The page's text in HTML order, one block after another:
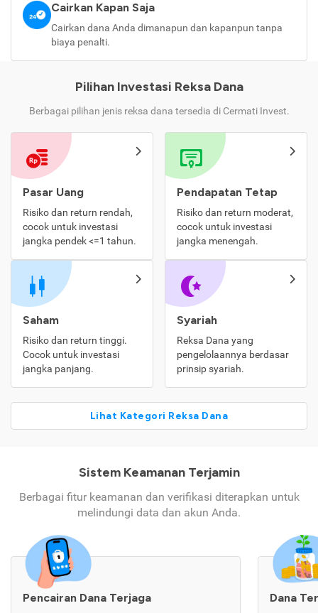
Cairkan Kapan Saja
Cairkan dana Anda dimanapun dan kapanpun tanpa
biaya penalti.
Pilihan Investasi Reksa Dana
Berbagai pilihan jenis reksa dana tersedia di Cermati Invest.
Pasar Uang
Risiko dan return rendah,
cocok untuk investasi
jangka pendek <=1 tahun.
Pendapatan Tetap
Risiko dan return moderat,
cocok untuk investasi
jangka menengah.
Saham
Risiko dan return tinggi.
Cocok untuk investasi
jangka panjang.
Syariah
Reksa Dana yang
pengelolaannya berdasar
prinsip syariah.
Lihat Kategori Reksa Dana
Sistem Keamanan Terjamin
Berbagai fitur keamanan dan verifikasi diterapkan untuk
melindungi data dan akun Anda.
Pencairan Dana Terjaga Dana